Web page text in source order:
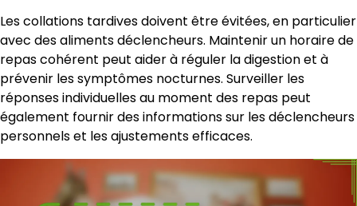
Les collations tardives doivent être évitées, en particulier
avec des aliments déclencheurs. Maintenir un horaire de
repas cohérent peut aider à réguler la digestion et à
prévenir les symptômes nocturnes. Surveiller les
réponses individuelles au moment des repas peut
également fournir des informations sur les déclencheurs
personnels et les ajustements efficaces.